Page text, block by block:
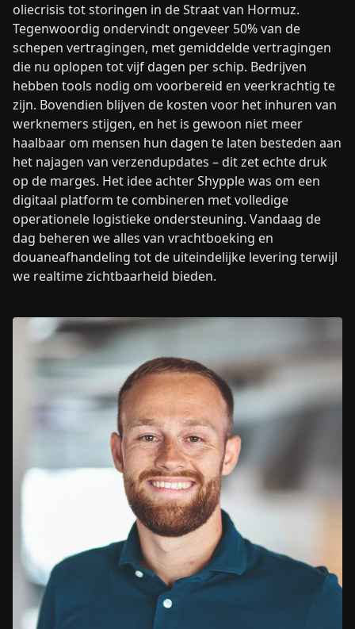
oliecrisis tot storingen in de Straat van Hormuz.
Tegenwoordig ondervindt ongeveer 50% van de
schepen vertragingen, met gemiddelde vertragingen
die nu oplopen tot vijf dagen per schip. Bedrijven
hebben tools nodig om voorbereid en veerkrachtig te
zijn. Bovendien blijven de kosten voor het inhuren van
werknemers stijgen, en het is gewoon niet meer
haalbaar om mensen hun dagen te laten besteden aan
het najagen van verzendupdates – dit zet echte druk
op de marges. Het idee achter Shypple was om een
digitaal platform te combineren met volledige
operationele logistieke ondersteuning. Vandaag de
dag beheren we alles van vrachtboeking en
douaneafhandeling tot de uiteindelijke levering terwijl
we realtime zichtbaarheid bieden.